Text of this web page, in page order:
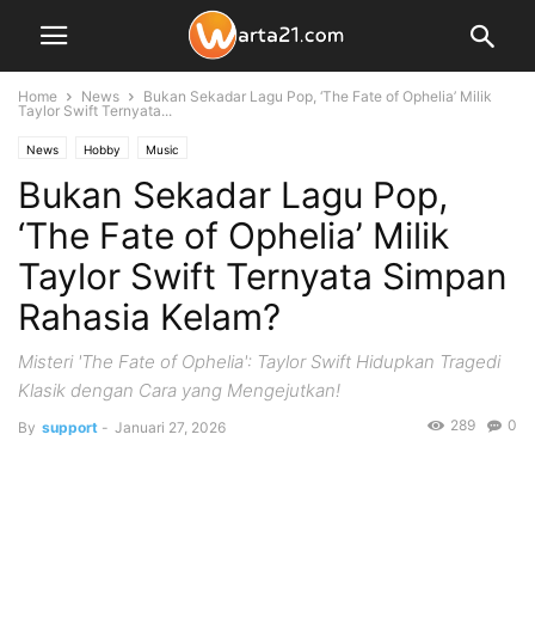
Home News
Bukan Sekadar Lagu Pop, ‘The Fate of Ophelia’ Milik
Taylor Swift Ternyata...
News Hobby Music
Bukan Sekadar Lagu Pop,
‘The Fate of Ophelia’ Milik
Taylor Swift Ternyata Simpan
Rahasia Kelam?
Misteri 'The Fate of Ophelia': Taylor Swift Hidupkan Tragedi
Klasik dengan Cara yang Mengejutkan!
By support - Januari 27, 2026 0
289